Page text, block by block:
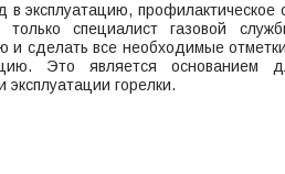
в эксплуатацию, профилактическое
только специалист газовой
и сделать все необходимые
Это является основанием
эксплуатации горелки.